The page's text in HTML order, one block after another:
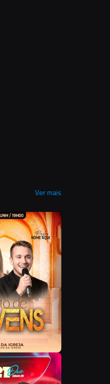
Ver mais
Z